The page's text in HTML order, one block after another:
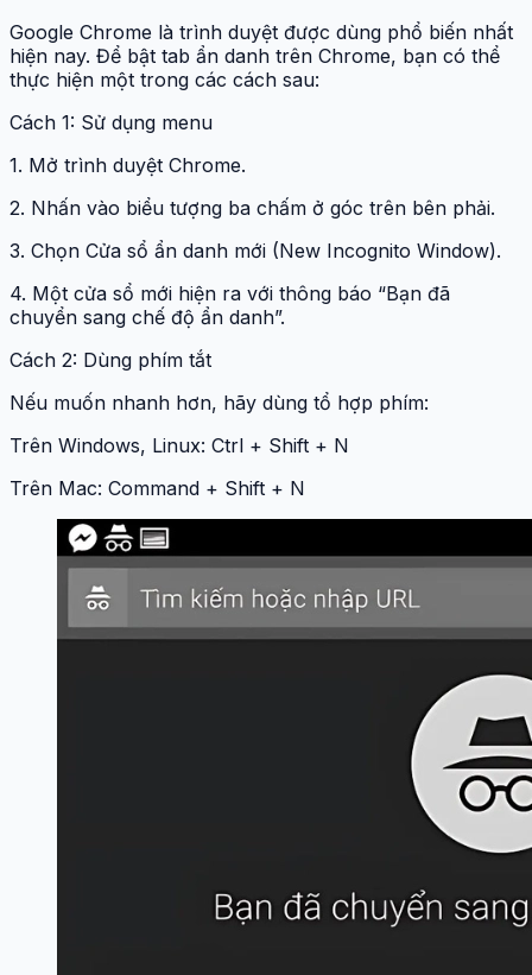
Google Chrome là trình duyệt được dùng phổ biến nhất
hiện nay. Để bật tab ẩn danh trên Chrome, bạn có thể
thực hiện một trong các cách sau:
Cách 1: Sử dụng menu
1. Mở trình duyệt Chrome.
2. Nhấn vào biểu tượng ba chấm ở góc trên bên phải.
3. Chọn Cửa sổ ẩn danh mới (New Incognito Window).
4. Một cửa sổ mới hiện ra với thông báo “Bạn đã
chuyển sang chế độ ẩn danh”.
Cách 2: Dùng phím tắt
Nếu muốn nhanh hơn, hãy dùng tổ hợp phím:
Trên Windows, Linux: Ctrl + Shift + N
Trên Mac: Command + Shift + N